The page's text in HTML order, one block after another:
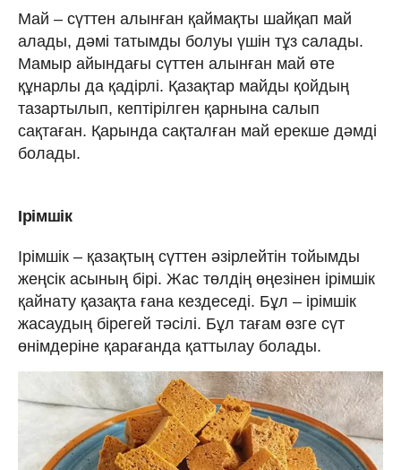
Май – сүттен алынған қаймақты шайқап май
алады, дәмі татымды болуы үшін тұз салады.
Мамыр айындағы сүттен алынған май өте
құнарлы да қадірлі. Қазақтар майды қойдың
тазартылып, кептірілген қарнына салып
сақтаған. Қарында сақталған май ерекше дәмді
болады.
Ірімшік
Ірімшік – қазақтың сүттен әзірлейтін тойымды
жеңсік асының бірі. Жас төлдің өңезінен ірімшік
қайнату қазақта ғана кездеседі. Бұл – ірімшік
жасаудың бірегей тәсілі. Бұл тағам өзге сүт
өнімдеріне қарағанда қаттылау болады.